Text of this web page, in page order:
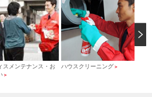
スメンテナンス・お
＞
ハウスクリーニング ＞